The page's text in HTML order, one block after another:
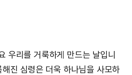
우리를 거룩하게 만드는 날입니
진 심령은 더욱 하나님을 사모하